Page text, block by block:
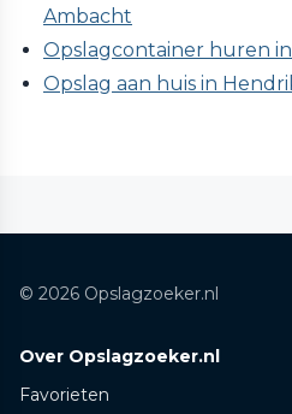
Ambacht
Opslagcontainer huren
Opslag aan huis in
© 2026 Opslagzoeker.nl
Over Opslagzoeker.nl
Favorieten